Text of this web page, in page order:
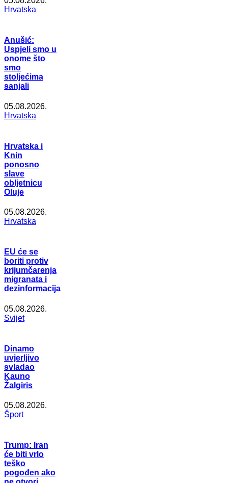
Hrvatska
Anušić:
Uspjeli smo u
onome što
smo
stoljećima
sanjali
05.08.2026.
Hrvatska
Hrvatska i
Knin
ponosno
slave
obljetnicu
Oluje
05.08.2026.
Hrvatska
EU će se
boriti protiv
krijumčarenja
migranata i
dezinformacija
05.08.2026.
Svijet
Dinamo
uvjerljivo
svladao
Kauno
Žalgiris
05.08.2026.
Šport
Trump: Iran
će biti vrlo
teško
pogođen ako